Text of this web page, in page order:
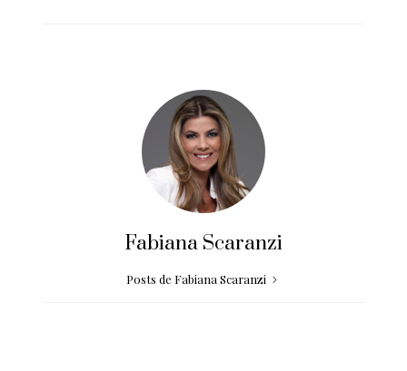
Fabiana Scaranzi
Posts de Fabiana Scaranzi